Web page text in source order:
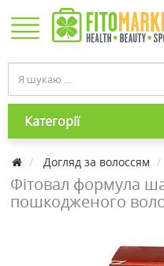
Категорії
Догляд за волоссям
Фітовал формула
пошкодженого